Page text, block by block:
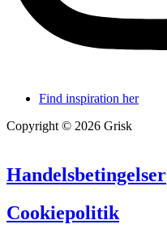
Find inspiration her
Copyright © 2026 Grisk
Handelsbetingelser
Cookiepolitik